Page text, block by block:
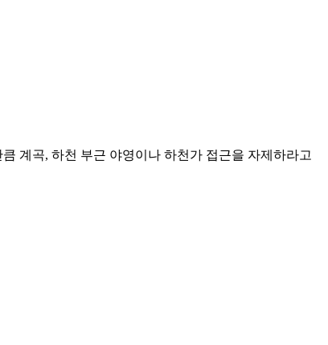
계곡, 하천 부근 야영이나 하천가 접근을 자제하라고